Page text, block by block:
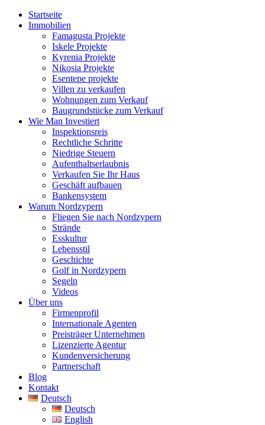
Startseite
Immobilien
Famagusta Projekte
Iskele Projekte
Kyrenia Projekte
Nikosia Projekte
Esentepe projekte
Villen zu verkaufen
Wohnungen zum Verkauf
Baugrundstücke zum Verkauf
Wie Man Investiert
Inspektionsreis
Rechtliche Schritte
Niedrige Steuern
Aufenthaltserlaubnis
Verkaufen Sie Ihr Haus
Geschäft aufbauen
Bankensystem
Warum Nordzypern
Fliegen Sie nach Nordzypern
Strände
Esskultur
Lebensstil
Geschichte
Golf in Nordzypern
Segeln
Videos
Über uns
Firmenprofil
Internationale Agenten
Preisträger Unternehmen
Lizenzierte Agentur
Kundenversicherung
Partnerschaft
Blog
Kontakt
Deutsch
Deutsch
English